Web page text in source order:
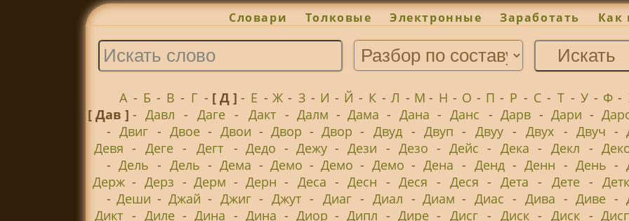
Словари Толковые Электронные Заработать Как
А - Б - В - Г - [ Д ] - Е - Ж - З - И - Й - К - Л - М - Н - О - П - Р - С - Т - У - Ф -
[ Дав ]- Давл - Даге - Дакт - Далм - Дама - Дана - Данс - Дарв - Дари -
- Двиг - Двое - Двои - Двор - Двор - Двуд - Двуп - Двуу - Двух - Двуч -
Девя - Деге - Дегт - Дедо - Дежу - Дези - Дезо - Дейс - Дека - Декл -
- Дель - Дель - Дема - Демо - Демо - Демо - Дена - Денд - Денн - День -
Держ - Дерз - Дерм - Дерн - Деса - Десн - Деся - Деся - Дета - Дете -
- Деши - Джай - Джиг - Джут - Диаг - Диал - Диам - Диас - Дива - Диве -
Дикт - Диле - Дина - Дина - Диор - Дипл - Дире - Дисг - Диск - Диск -